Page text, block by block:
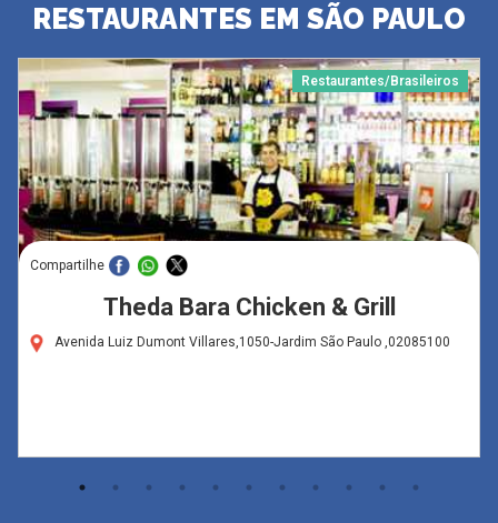
RESTAURANTES EM SÃO PAULO
Restaurantes/Brasileiros
Compartilhe
Theda Bara Chicken & Grill
Avenida Luiz Dumont Villares,1050-Jardim São Paulo ,02085100